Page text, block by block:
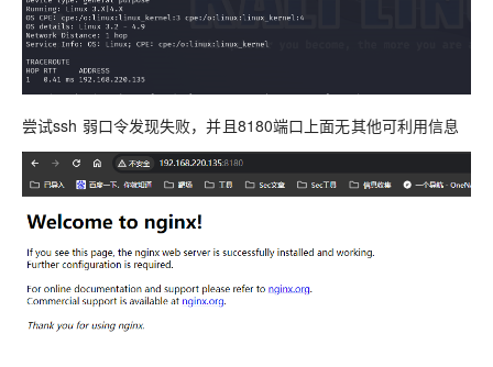
尝试ssh 弱口令发现失败，并且8180端口上面无其他可利用信息